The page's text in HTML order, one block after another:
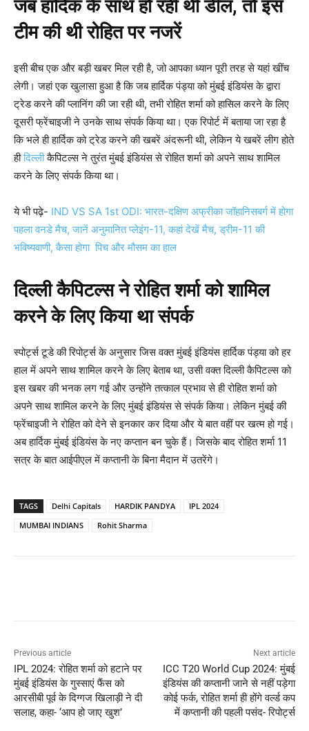
जब हार्दिक के साथ हो रही थी डील, तो इस
टीम की थी रोहित पर नजरें
इसी बीच एक और बड़ी खबर मिल रही है, जो आपका ध्यान पूरी तरह से यहां खींच
लेगी। जहां एक खुलासा हुआ है कि जब हार्दिक पंड्या को मुंबई इंडियंस के द्वारा
ट्रेड करने की प्लानिंग की जा रही थी, तभी रोहित शर्मा को हासिल करने के लिए
दूसरी फ्रेंचाइजी ने उनके साथ संपर्क किया था। एक रिपोर्ट में बताया जा रहा है
कि भले ही हार्दिक को ट्रेड करने की खबरें अंदरूनी थी, लेकिन ये खबरें लीग होते
हीदिल्लीकैपिटल्स ने तुरंत मुंबई इंडियंस से रोहित शर्मा को अपने साथ शामिल
करने के लिए संपर्क किया था।
ये भी पढ़े- IND VS SA 1st ODI: भारत-दक्षिण अफ्रीका जॉहानिसबर्ग में होगा
पहला वनडे मैच, जानें अनुमानित प्लेइंग-11, कहां देखें मैच, ड्रीम-11 की
भविष्यवाणी, कैसा होगा पिच और मौसम का हाल
दिल्ली कैपिटल्स ने रोहित शर्मा को शामिल
करने के लिए किया था संपर्क
स्पोर्ट्स टूडे की रिपोर्ट्स के अनुसार जिस वक्त मुंबई इंडियंस हार्दिक पंड्या को हर
हाल में अपने साथ शामिल करने के लिए बेताब था, उसी वक्त दिल्ली कैपिटल्स को
इस खबर की भनक लग गई और उन्होंने तत्काल प्रभाव से ही रोहित शर्मा को
अपने साथ शामिल करने के लिए मुंबई इंडियंस से संपर्क किया। लेकिन मुंबई की
फ्रेंचाइजी ने रोहित को देने से इनकार कर दिया और ये बात वहीं पर खत्म हो गई।
अब हार्दिक मुंबई इंडियंस के नए कप्तान बन चुके हैं। जिसके बाद रोहित शर्मा 11
सत्र के बात आईपीएल में कप्तानी के बिना मैदान में उतरेंगे।
TAGS Delhi Capitals HARDIK PANDYA
IPL 2024
MUMBAI INDIANS
Rohit Sharma
Previous article
IPL 2024: रोहित शर्मा को हटाने पर
मुंबई इंडियंस के गुस्साएं फैंस को
आरसीबी पूर्व के दिग्गज खिलाड़ी ने दी
सलाह, कहा- ‘आप हो जाए खुश’
Next article
ICC T20 World Cup 2024: मुंबई
इंडियंस की कप्तानी जाने से नहीं पड़ेगा
कोई फर्क, रोहित शर्मा ही होंगे वर्ल्ड कप
में कप्तानी की पहली पसंद- रिपोर्ट्स